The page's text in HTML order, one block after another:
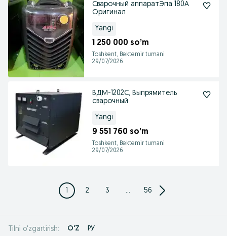
Сварочный аппаратЭпа 180А
Оригинал
Yangi
1 250 000 so’m
Toshkent, Bektemir tumani
29/07/2026
ВДМ-1202С, Выпрямитель
сварочный
Yangi
9 551 760 so’m
Toshkent, Bektemir tumani
29/07/2026
1 2 3 ... 56
Tilni o'zgartirish: O'Z РУ